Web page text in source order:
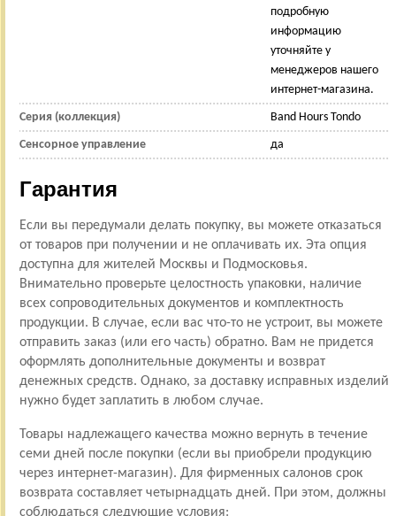
подробную
информацию
уточняйте у
менеджеров нашего
интернет-магазина.
Серия (коллекция) Band Hours Tondo
Сенсорное управление да
Гарантия
Если вы передумали делать покупку, вы можете отказаться
от товаров при получении и не оплачивать их. Эта опция
доступна для жителей Москвы и Подмосковья.
Внимательно проверьте целостность упаковки, наличие
всех сопроводительных документов и комплектность
продукции. В случае, если вас что-то не устроит, вы можете
отправить заказ (или его часть) обратно. Вам не придется
оформлять дополнительные документы и возврат
денежных средств. Однако, за доставку исправных изделий
нужно будет заплатить в любом случае.
Товары надлежащего качества можно вернуть в течение
семи дней после покупки (если вы приобрели продукцию
через интернет-магазин). Для фирменных салонов срок
возврата составляет четырнадцать дней. При этом, должны
соблюдаться следующие условия: